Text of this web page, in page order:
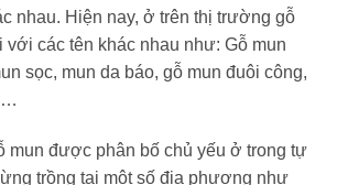
nhau. Hiện nay, ở trên thị trường gỗ
các tên khác nhau như: Gỗ mun
sọc, mun da báo, gỗ mun đuôi công,
mun được phân bố chủ yếu ở trong tự
trồng tại một số địa phương như